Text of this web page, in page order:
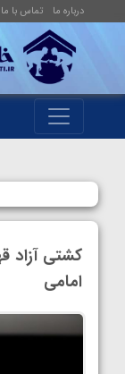
درباره ما تماس با ما
کشتی آزاد
امامی